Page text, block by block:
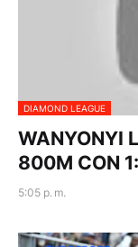
DIAMOND LEAGUE
WANYONYI
800M CON
5:05 p. m.